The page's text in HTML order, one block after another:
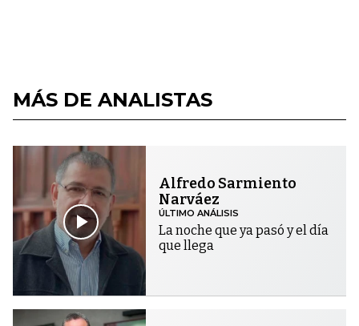
MÁS DE ANALISTAS
Alfredo Sarmiento
Narváez
ÚLTIMO ANÁLISIS
La noche que ya pasó y el día
que llega